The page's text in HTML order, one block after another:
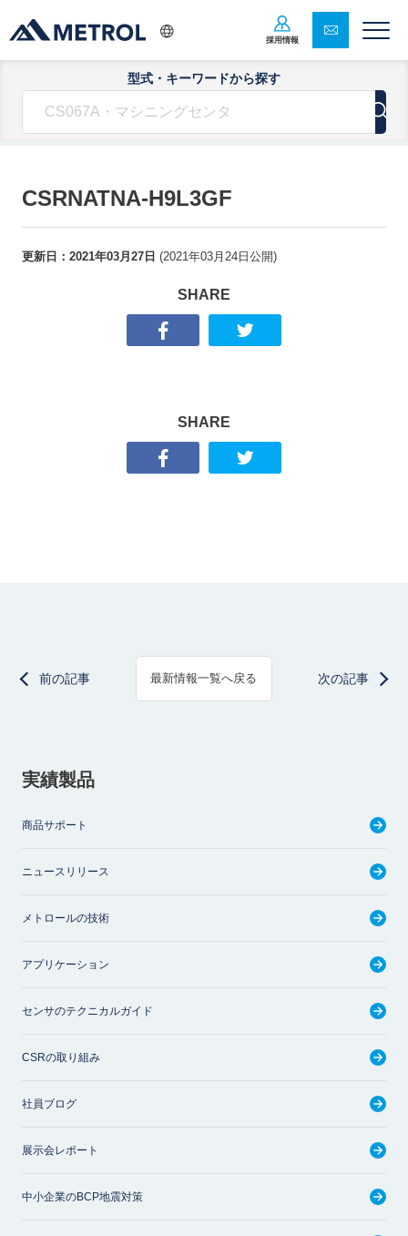
採用情報
型式・キーワードから探す
CSRNATNA-H9L3GF
更新日： 2021年03月27日 (2021年03月24日 公開)
SHARE
SHARE
前の記事 最新情報一覧へ戻る 次の記事
実績製品
商品サポート
ニュースリリース
メトロールの技術
アプリケーション
センサのテクニカルガイド
CSRの取り組み
社員ブログ
展示会レポート
中小企業のBCP地震対策